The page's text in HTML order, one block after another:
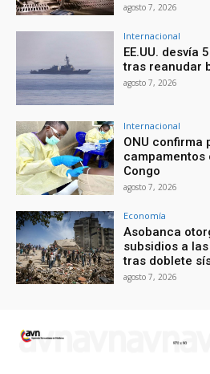
agosto 7, 2026
Internacional
EE.UU. desvía
tras reanudar
agosto 7, 2026
Internacional
ONU confirma
campamentos
Congo
agosto 7, 2026
Economía
Asobanca
subsidios a
tras doblete
agosto 7, 2026